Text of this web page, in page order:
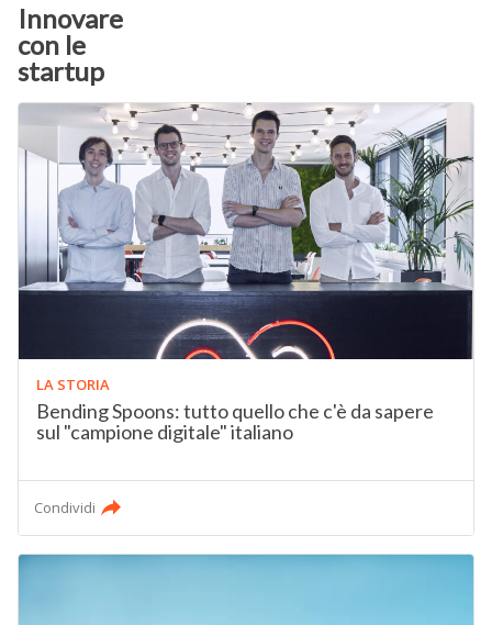
Innovare
con le
startup
LA STORIA
Bending Spoons: tutto quello che c'è da sapere
sul "campione digitale" italiano
Condividi